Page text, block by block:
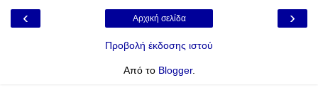
‹ ›
Αρχική σελίδα
Προβολή έκδοσης ιστού
Από το Blogger.